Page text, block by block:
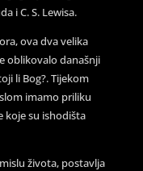
i C. S. Lewisa.
ova dva velika
oblikovalo današnji
li Bog?. Tijekom
imamo priliku
koje su ishodišta
života, postavlja